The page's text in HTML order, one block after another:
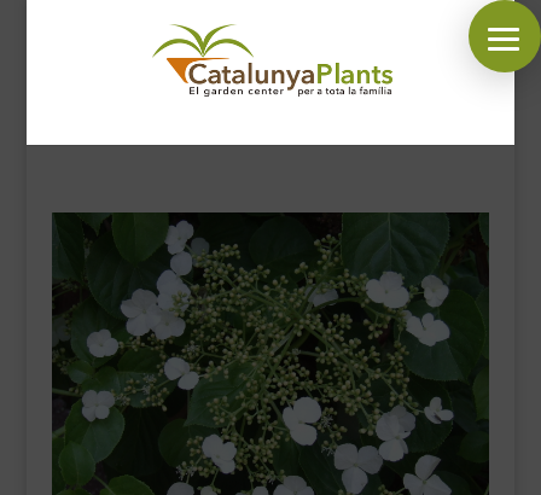
SÍGUENOS EN:
COMPLEMENTOS JARDÍN
MASCOTAS
DECORACIÓN
HORARIO GARDEN
CONTACTAR